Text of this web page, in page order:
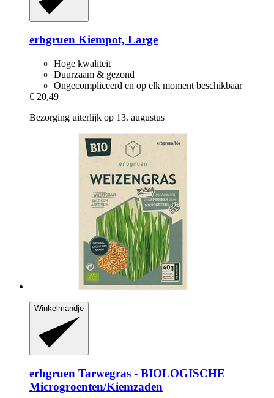
erbgruen Kiempot, Large
Hoge kwaliteit
Duurzaam & gezond
Ongecompliceerd en op elk moment beschikbaar
€ 20,49
Bezorging uiterlijk op 13. augustus
Winkelmandje
erbgruen Tarwegras -​ BIOLOGISCHE
Microgroenten/Kiemzaden